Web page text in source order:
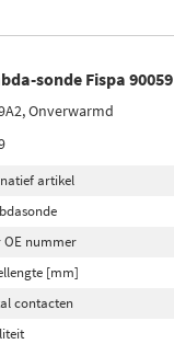
sonde Fispa 90059
Onverwarmd
artikel
OE nummer
[mm]
contacten